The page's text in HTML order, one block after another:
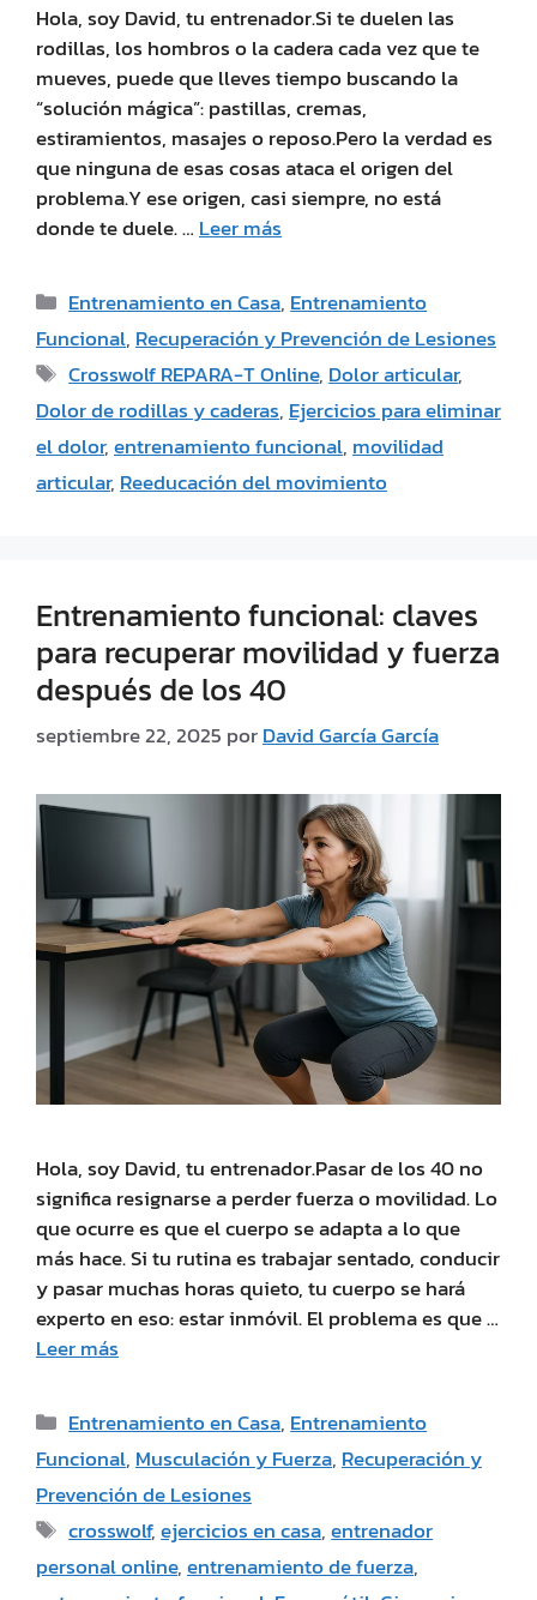
Hola, soy David, tu entrenador.Si te duelen las
rodillas, los hombros o la cadera cada vez que te
mueves, puede que lleves tiempo buscando la
“solución mágica”: pastillas, cremas,
estiramientos, masajes o reposo.Pero la verdad es
que ninguna de esas cosas ataca el origen del
problema.Y ese origen, casi siempre, no está
donde te duele. … Leer más
Entrenamiento en Casa, Entrenamiento
Funcional, Recuperación y Prevención de Lesiones
Crosswolf REPARA-T Online, Dolor articular,
Dolor de rodillas y caderas, Ejercicios para eliminar
el dolor,entrenamiento funcional, movilidad
articular, Reeducación del movimiento
Entrenamiento funcional: claves
para recuperar movilidad y fuerza
después de los 40
septiembre 22, 2025 porDavid García García
Hola, soy David, tu entrenador.Pasar de los 40 no
significa resignarse a perder fuerza o movilidad. Lo
que ocurre es que el cuerpo se adapta a lo que
más hace. Si tu rutina es trabajar sentado, conducir
y pasar muchas horas quieto, tu cuerpo se hará
experto en eso: estar inmóvil. El problema es que …
Leer más
Entrenamiento en Casa, Entrenamiento
Funcional, Musculación y Fuerza, Recuperación y
Prevención de Lesiones
crosswolf,ejercicios en casa,entrenador
personal online,entrenamiento de fuerza,